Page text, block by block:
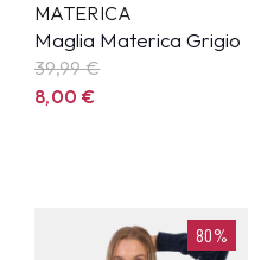
MATERICA
Maglia Materica Grigio
39,99€
8,00 €
80%